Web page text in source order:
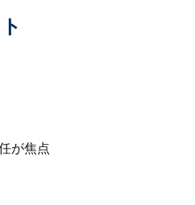
が焦点